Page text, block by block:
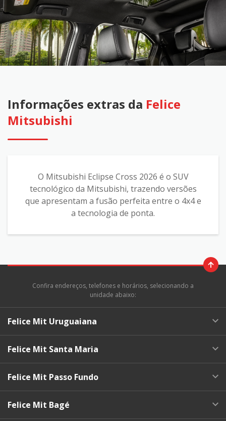
Informações extras da Felice
Mitsubishi
O Mitsubishi Eclipse Cross 2026 é o SUV
tecnológico da Mitsubishi, trazendo versões
que apresentam a fusão perfeita entre o 4x4 e
a tecnologia de ponta.
Confira endereços, telefones e horários, selecionando a
unidade abaixo:
Felice Mit Uruguaiana
Felice Mit Santa Maria
Felice Mit Passo Fundo
Felice Mit Bagé